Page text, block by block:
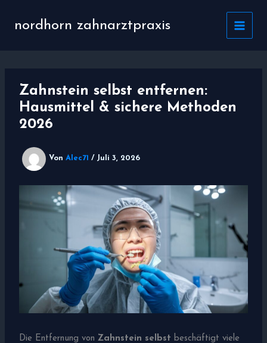
Inhaltnordhorn zahnarztpraxis
Zahnstein selbst entfernen:
Hausmittel & sichere Methoden
2026
VonAlec71/ Juli 3, 2026
Die Entfernung vonZahnstein selbst beschäftigt viele